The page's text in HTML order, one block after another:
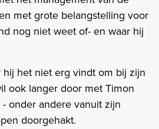
met grote belangstelling voor
nog niet weet of- en waar hij
het niet erg vindt om bij zijn
ook langer door met Timon
onder andere vanuit zijn
doorgehakt.